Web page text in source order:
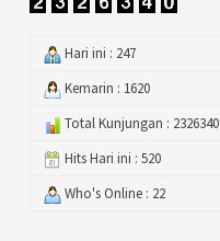
Hari ini : 247
Kemarin : 1620
Total Kunjungan : 2326340
Hits Hari ini : 520
Who's Online : 22